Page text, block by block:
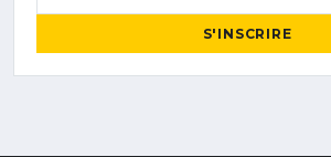
S'INSCRIRE